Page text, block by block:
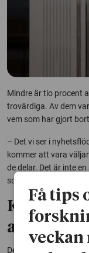
Mindre är tio procent
trovärdiga. Av dem
vem som har gjort
– Det vi ser i
kommer att vara
de delar. Det är inte
som reproduceras.
ansvar
Den i särklass största
Få tips
veckan